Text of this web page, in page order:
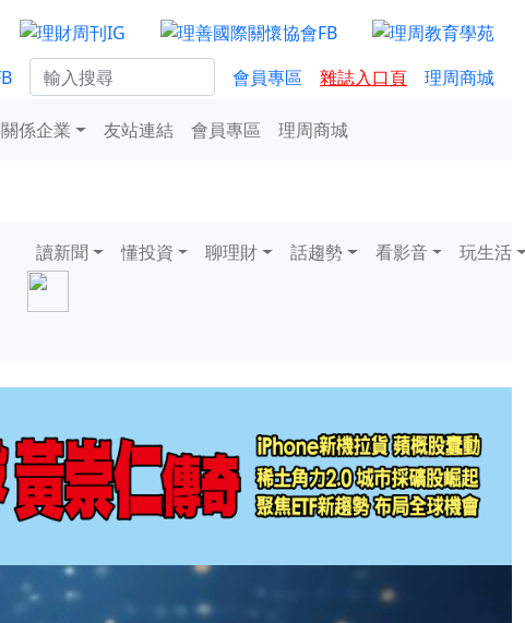
會員專區 雜誌入口頁 理周商城
關係企業 友站連結 會員專區 理周商城
讀新聞 懂投資 聊理財 話趨勢 看影音 玩生活